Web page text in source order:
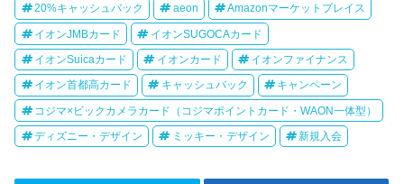
20%キャッシュバック aeon Amazonマーケットプレイス
イオンJMBカード イオンSUGOCAカード
イオンSuicaカード イオンカード イオンファイナンス
イオン首都高カード キャッシュバック キャンペーン
コジマ×ビックカメラカード（コジマポイントカード・WAON一体型）
ディズニー・デザイン ミッキー・デザイン 新規入会